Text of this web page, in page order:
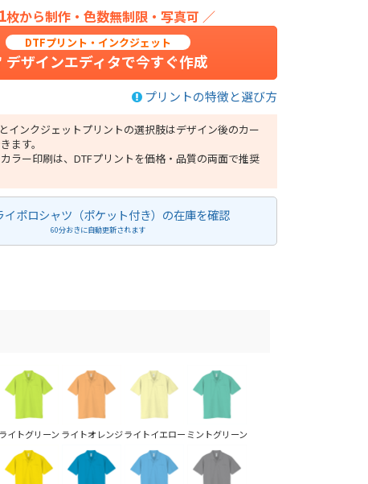
1枚から制作・色数無制限・写真可 ／
DTFプリント・インクジェット
デザインエディタで今すぐ作成
プリントの特徴と選び方
インクジェットプリントの選択肢はデザイン後のカー
ます。
ラー印刷は、DTFプリントを価格・品質の両面で推奨
イポロシャツ（ポケット付き）の在庫を確認
60分おきに自動更新されます
ライトグリーンライトオレンジライトイエロー ミントグリーン